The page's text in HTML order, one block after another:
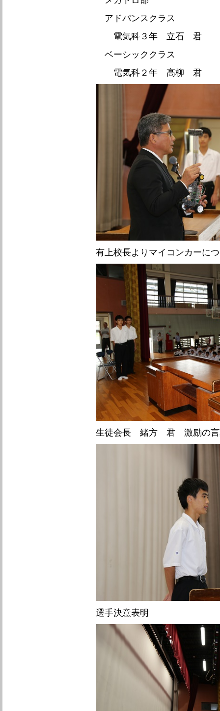
アドバンスクラス
電気科３年 立石 君
ベーシッククラス
電気科２年 高柳 君
有上校長よりマイコンカーに
生徒会長 緒方 君 激励の言
選手決意表明